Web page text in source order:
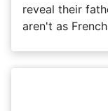
reveal their
aren't as